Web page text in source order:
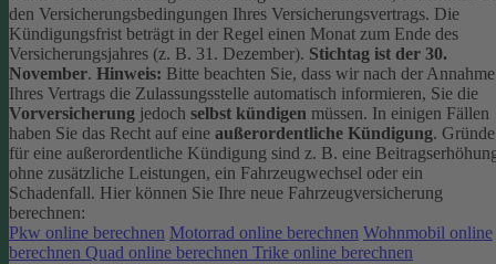
den Versicherungsbedingungen Ihres Versicherungsvertrags. Die
Kündigungsfrist beträgt in der Regel einen Monat zum Ende des
Versicherungsjahres (z. B. 31. Dezember). Stichtag ist der 30.
November. Hinweis: Bitte beachten Sie, dass wir nach der Annahme
Ihres Vertrags die Zulassungsstelle automatisch informieren, Sie die
Vorversicherung jedoch selbst kündigen müssen. In einigen Fällen
haben Sie das Recht auf eine außerordentliche Kündigung. Gründe
für eine außerordentliche Kündigung sind z. B. eine
ohne zusätzliche Leistungen, ein Fahrzeugwechsel oder ein
Schadenfall. Hier können Sie Ihre neue Fahrzeugversicherung
berechnen:
Pkw online berechnen Motorrad online berechnen Wohnmobil online
berechnen Quad online berechnen Trike online berechnen